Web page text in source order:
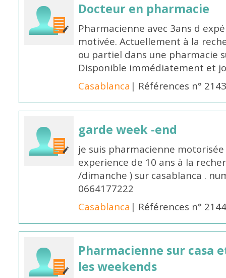
Docteur en pharmacie
Pharmacienne avec 3ans d
motivée. Actuellement à la
ou partiel dans une pharmacie
Disponible immédiatement et
Casablanca | Références n°
garde week -end
je suis pharmacienne
experience de 10 ans à la
/dimanche ) sur casablanca .
0664177222
Casablanca | Références n°
Pharmacienne sur casa
les weekends